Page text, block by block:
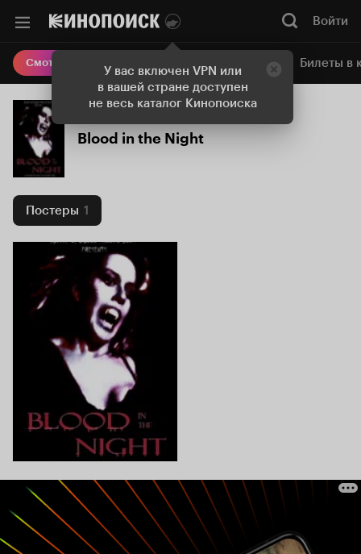
У вас включен VPN или
в вашей стране доступен
не весь каталог Кинопоиска
Войти
Смотреть кино Онлайн-кинотеатр Билеты в
Blood in the Night
Постеры 1